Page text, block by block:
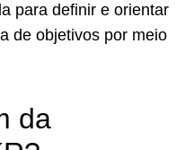
para definir e orientar
de objetivos por meio
da